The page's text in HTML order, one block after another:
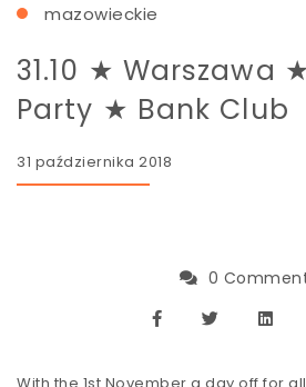
mazowieckie
31.10 ★ Warszawa
Party ★ Bank Club
31 października 2018
0